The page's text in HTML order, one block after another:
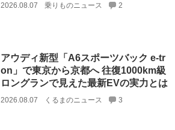
2026.08.07 乗りものニュース 2
アウディ新型「A6スポーツバック e-tr
on」で東京から京都へ 往復1000km級
ロングランで見えた最新EVの実力とは
2026.08.07 くるまのニュース 3